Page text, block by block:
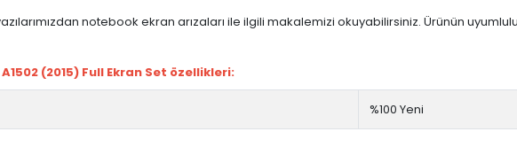
notebook ekran arızaları ile ilgili makalemizi okuyabilirsiniz. Ürünün
(2015) Full Ekran Set özellikleri:
%100 Yeni